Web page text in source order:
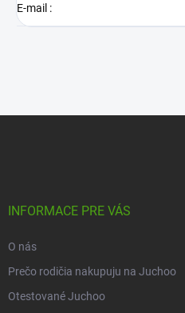
E-mail :
INFORMACE PRE VÁS
O nás
Prečo rodičia nakupuju na Juchoo
Otestované Juchoo